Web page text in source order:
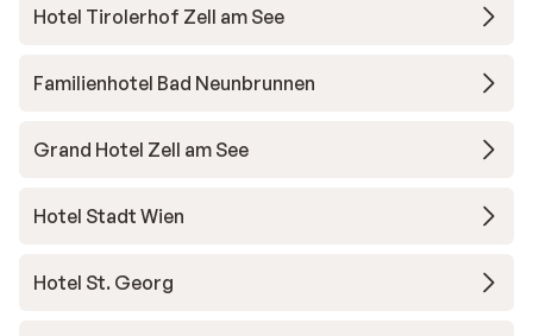
Hotel Tirolerhof Zell am See
Familienhotel Bad Neunbrunnen
Grand Hotel Zell am See
Hotel Stadt Wien
Hotel St. Georg